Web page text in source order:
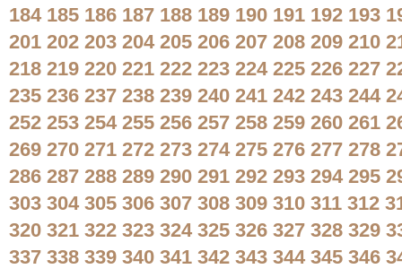
184 185 186 187 188 189 190 191 192 193
201 202 203 204 205 206 207 208 209 210
218 219 220 221 222 223 224 225 226 227
235 236 237 238 239 240 241 242 243 244
252 253 254 255 256 257 258 259 260 261
269 270 271 272 273 274 275 276 277 278
286 287 288 289 290 291 292 293 294 295
303 304 305 306 307 308 309 310 311 312
320 321 322 323 324 325 326 327 328 329
337 338 339 340 341 342 343 344 345 346